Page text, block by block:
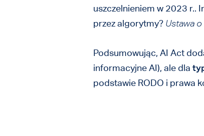
uszczelnieniem w 2023 r..
przez algorytmy? Ustawa
Podsumowując, AI Act
informacyjne AI), ale dla
podstawie RODO i prawa